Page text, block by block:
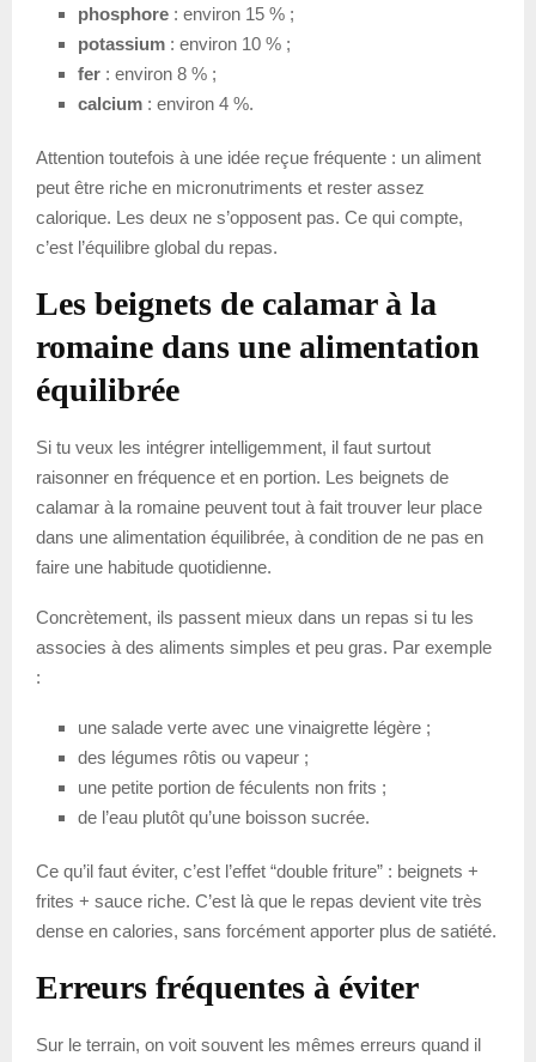
phosphore : environ 15 % ;
potassium : environ 10 % ;
fer : environ 8 % ;
calcium : environ 4 %.
Attention toutefois à une idée reçue fréquente : un aliment
peut être riche en micronutriments et rester assez
calorique. Les deux ne s’opposent pas. Ce qui compte,
c’est l’équilibre global du repas.
Les beignets de calamar à la
romaine dans une alimentation
équilibrée
Si tu veux les intégrer intelligemment, il faut surtout
raisonner en fréquence et en portion. Les beignets de
calamar à la romaine peuvent tout à fait trouver leur place
dans une alimentation équilibrée, à condition de ne pas en
faire une habitude quotidienne.
Concrètement, ils passent mieux dans un repas si tu les
associes à des aliments simples et peu gras. Par exemple
:
une salade verte avec une vinaigrette légère ;
des légumes rôtis ou vapeur ;
une petite portion de féculents non frits ;
de l’eau plutôt qu’une boisson sucrée.
Ce qu’il faut éviter, c’est l’effet “double friture” : beignets +
frites + sauce riche. C’est là que le repas devient vite très
dense en calories, sans forcément apporter plus de satiété.
Erreurs fréquentes à éviter
Sur le terrain, on voit souvent les mêmes erreurs quand il